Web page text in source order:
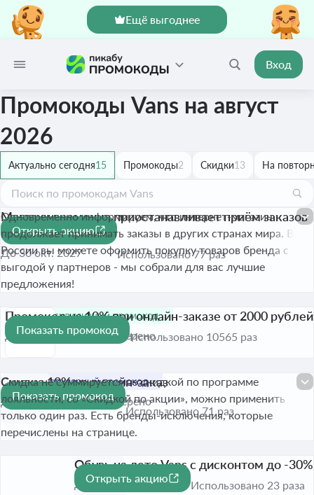
Ещё выгоднее
Вход
Промокоды Vans на август
2026
Актуально сегодня15 Промокоды2 Скидки13 На
Магазин временно приостанавливает приём заказов
из России
До 30 окт. 2027
Одновременно информируем, что интернет-магазин
продолжает принимать заказы в других странах мира. В
России вы можете оформить покупку товаров бренда с
выгодой у партнеров - мы собрали для вас лучшие
предложения!
Открыть акцию
Использовано 77 раз
Промокод на 10% при онлайн-заказе от 2000 рублей
До 31 дек. 2026 Проверено
Показать промокод
Использовано 10565 раз
-10%
Скидка 10% на онлайн-заказ
До 31 дек. 2026 Проверено
Скидка не суммируется со скидкой по программе
лояльности, со «Скидкой по акции», можно применить
только один раз. Есть бренды-исключения, которые
перечислены на странице.
Показать промокод
Использовано 71 раз
-30%
Обувь на лето Vans с дисконтом до -30%
До 31 дек. 2026
Открыть акцию
Использовано 23 раза